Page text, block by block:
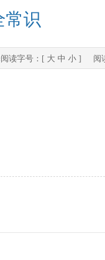
常识
读字号：[ 大 中 小 ] 阅